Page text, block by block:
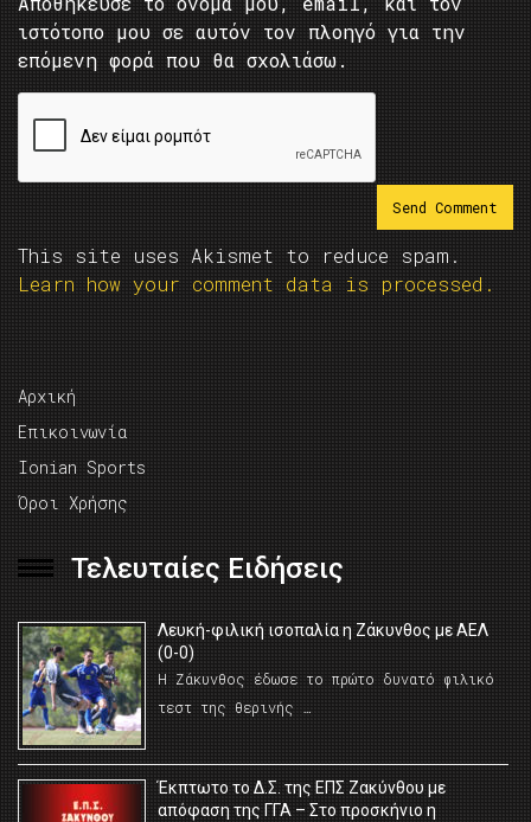
ιστότοπο μου σε αυτόν τον πλοηγό για την
επόμενη φορά που θα σχολιάσω.
This site uses Akismet to reduce spam.
Learn how your comment data is processed.
Αρχική
Επικοινωνία
Ionian Sports
Όροι Χρήσης
Τελευταίες Ειδήσεις
Λευκή-φιλική ισοπαλία η Ζάκυνθος με ΑΕΛ
(0-0)
Η Ζάκυνθος έδωσε το πρώτο δυνατό φιλικό
τεστ της θερινής …
Έκπτωτο το Δ.Σ. της ΕΠΣ Ζακύνθου με
απόφαση της ΓΓΑ – Στο προσκήνιο η